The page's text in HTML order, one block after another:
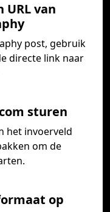
URL van
post, gebruik
directe link naar
sturen
het invoerveld
om de
op